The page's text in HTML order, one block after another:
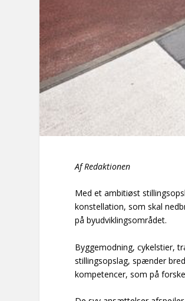
Af Redaktionen
Med et ambitiøst
konstellation, som skal
på byudviklingsområdet.
Byggemodning, cykelstier,
stillingsopslag, spænder
kompetencer, som på